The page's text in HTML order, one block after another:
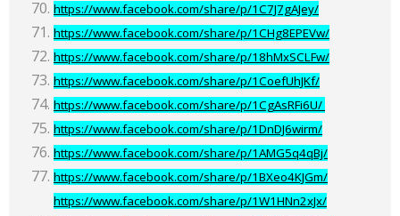
https://www.facebook.com/share/p/1C7J7gAJey/
https://www.facebook.com/share/p/1CHg8EPEVw/
https://www.facebook.com/share/p/18hMxSCLFw/
https://www.facebook.com/share/p/1CoefUhJKf/
https://www.facebook.com/share/p/1CgAsRFi6U/
https://www.facebook.com/share/p/1DnDJ6wirm/
https://www.facebook.com/share/p/1AMG5q4qBj/
https://www.facebook.com/share/p/1BXeo4KJGm/
https://www.facebook.com/share/p/1W1HNn2xJx/